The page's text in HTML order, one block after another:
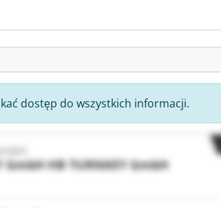
dostęp do wszystkich informacji.
GmbHHB TURNKEY GmbH